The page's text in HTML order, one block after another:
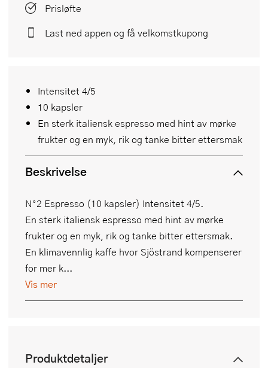
Intensitet 4/5
10 kapsler
En sterk italiensk espresso med hint av mørke
frukter og en myk, rik og tanke bitter ettersmak
Beskrivelse
N°2 Espresso (10 kapsler) Intensitet 4/5.
En sterk italiensk espresso med hint av mørke
frukter og en myk, rik og tanke bitter ettersmak.
En klimavennlig kaffe hvor Sjöstrand kompenserer
for mer k...
Vis mer
Prisløfte
Last ned appen og få velkomstkupong
Produktdetaljer